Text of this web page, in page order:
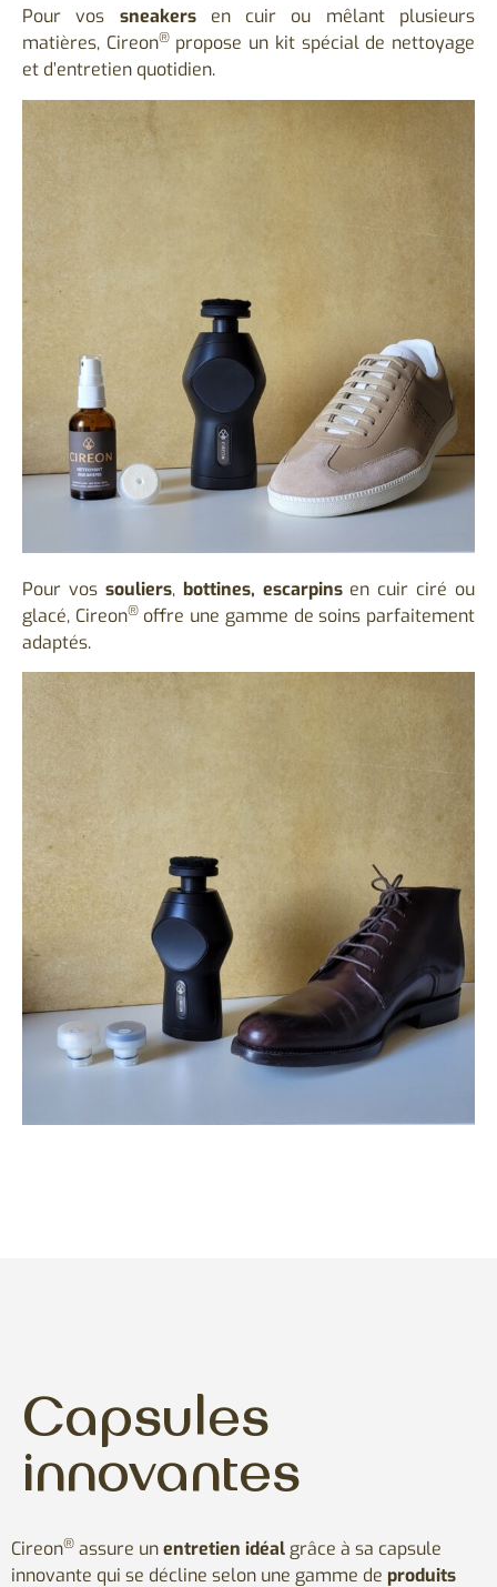
Pour vos souliers, bottines, escarpinsen cuir ciré ou
glacé, Cireon®offre une gamme de soins parfaitement
adaptés.
Pour vos sneakersen cuir ou mêlant plusieurs
matières, Cireon®propose un kit spécial de nettoyage
et d’entretien quotidien.
Capsules
innovantes
Cireon® assure unentretien idéal grâce à sa capsule
innovante qui se décline selon une gamme de produits